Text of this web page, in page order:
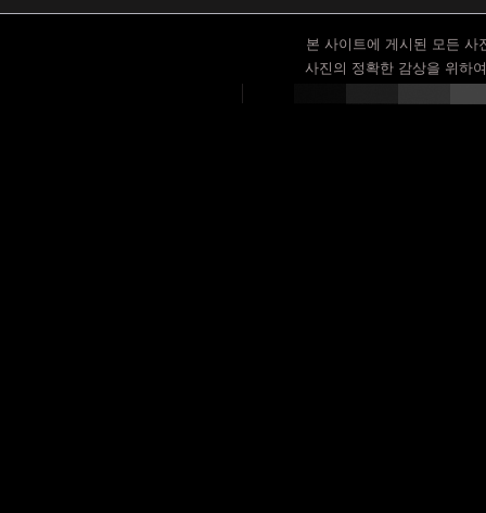
본 사이트에 게시된 모든 사
사진의 정확한 감상을 위하